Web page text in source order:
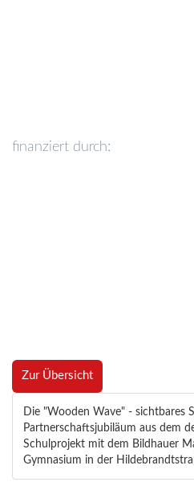
finanziert durch:
Zur Übersicht
Die "Wooden Wave" - sichtbares
Partnerschaftsjubiläum aus dem
Schulprojekt mit dem Bildhauer
Gymnasium in der